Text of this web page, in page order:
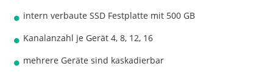
intern verbaute SSD Festplatte mit 500 GB
Kanalanzahl je Gerät 4, 8, 12, 16
mehrere Geräte sind kaskadierbar